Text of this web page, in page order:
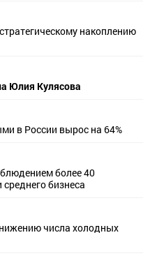
накоплению
Юлия Кулясова
в России вырос на 64%
более 40
бизнеса
числа холодных